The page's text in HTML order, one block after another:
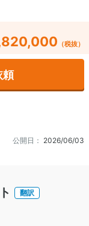
（税抜）
頼
公開日： 2026/06/03
翻訳